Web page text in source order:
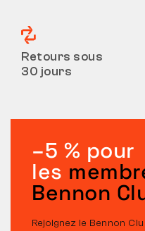
Retours sous
30 jours
–5 % pour
les
Bennon
Rejoignez le Bennon